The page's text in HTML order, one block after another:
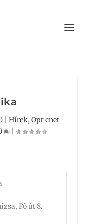
Hírek, Opticnet
Fő út 8.